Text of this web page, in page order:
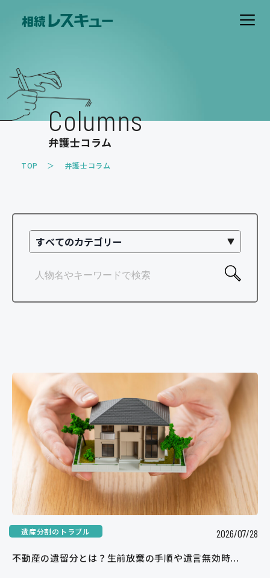
解決事例
相続放棄 相続税・事業承継対策
家族信託・遺言書作成 その他
ご相談の流れ
アクセス
お問い合わせ
Columns
弁護士コラム
TOP 弁護士コラム
遺産分割のトラブル 2026/07/28
不動産の遺留分とは？生前放棄の手順や遺言無効時...